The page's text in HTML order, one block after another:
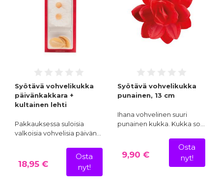
Syötävä vohvelikukka
päivänkakkara +
kultainen lehti
Pakkauksessa suloisia
valkoisia vohvelisia päivän…
18,95 €
Osta
nyt!
Syötävä vohvelikukka
punainen, 13 cm
Ihana vohvelinen suuri
punainen kukka. Kukka so…
9,90 €
Osta
nyt!